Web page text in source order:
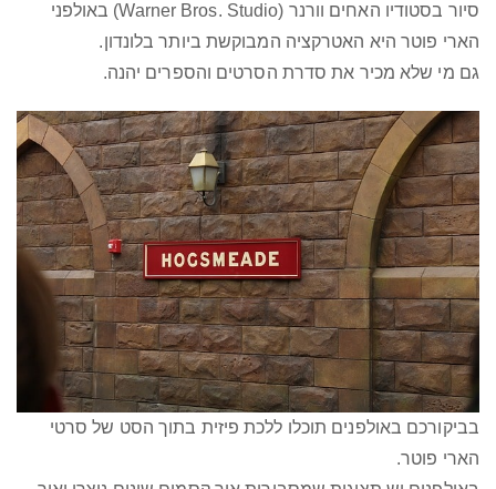
סיור בסטודיו האחים וורנר (Warner Bros. Studio) באולפני
הארי פוטר היא האטרקציה המבוקשת ביותר בלונדון.
גם מי שלא מכיר את סדרת הסרטים והספרים יהנה.
בביקורכם באולפנים תוכלו ללכת פיזית בתוך הסט של סרטי
הארי פוטר.